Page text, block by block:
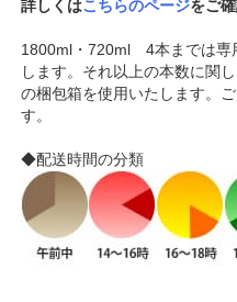
詳しくはこちらのページをご確
1800ml・720ml 4本までは専
します。それ以上の本数に関
の梱包箱を使用いたします。
す。
◆配送時間の分類